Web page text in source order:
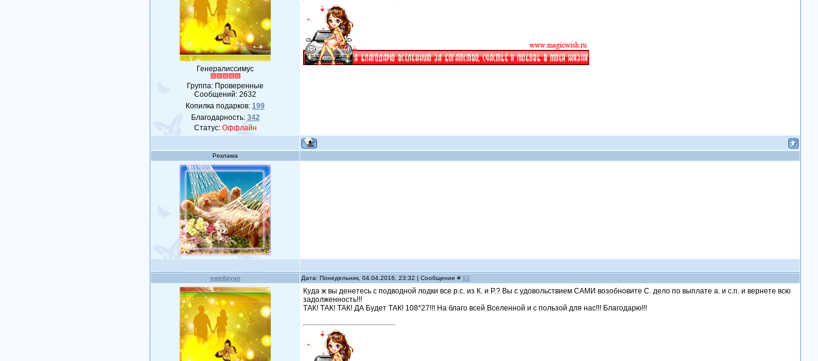
Генералиссимус
Группа: Проверенные
Сообщений:2632
Копилка подарков:199
Благодарность: 342
Статус: Оффлайн
Реклама
swetlayan Дата: Понедельник, 04.04.2016, 23:32 | Сообщение #83
Куда ж вы денетесь с подводной лодки все р.с. из К. и Р.? Вы с удовольствием САМИ возобновите С. дело по выплате а. и с.п. и вернете всю
задолженность!!!
ТАК! ТАК! ТАК! ДА Будет ТАК! 108*27!!! На благо всей Вселенной и с пользой для нас!!! Благодарю!!!